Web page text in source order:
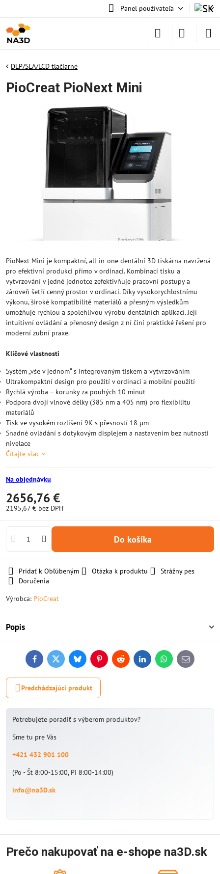
Panel používateľa
DLP/SLA/LCD tlačiarne
PioCreat PioNext Mini
PioNext Mini je kompaktní, all-in-one dentální 3D tiskárna navržená
pro efektivní produkci přímo v ordinaci. Kombinací tisku a
vytvrzování v jedné jednotce zefektivňuje pracovní postupy a
zároveň šetří cenný prostor v ordinaci. Díky vysokorychlostnímu
výkonu, široké kompatibilitě materiálů a přesným výsledkům
umožňuje rychlou a spolehlivou výrobu dentálních aplikací. Její
intuitivní ovládání a přenosný design z ní činí praktické řešení pro
moderní zubní praxe.
Klíčové vlastnosti
Systém „vše v jednom“ s integrovaným tiskem a vytvrzováním
Ultrakompaktní design pro použití v ordinaci a mobilní použití
Rychlá výroba – korunky za pouhých 10 minut
Podpora dvojí vlnové délky (385 nm a 405 nm) pro flexibilitu
materiálů
Tisk ve vysokém rozlišení 9K s přesností 18 μm
Snadné ovládání s dotykovým displejem a nastavením bez nutnosti
nivelace
Čítajte viac
Na objednávku
2656,76 €
2195,67 € bez DPH
Do košíka
Pridať k Obľúbeným Otázka k produktu
Strážny pes
Doručenia
Výrobca: PioCreat
Popis
FacebookTwitterBlueskyPinterestReddit LinkedInWhatsApp
E-
mail
Predchádzajúci produkt
Potrebujete poradiť s výberom produktov?
Sme tu pre Vás
+421 432 901 100
(Po - Št 8:00-15:00, Pi 8:00-14:00)
info@na3D.sk
Prečo nakupovať na e-shope na3D.sk